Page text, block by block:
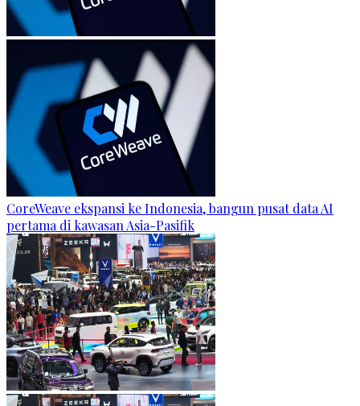
CoreWeave ekspansi ke Indonesia, bangun pusat data AI
pertama di kawasan Asia-Pasifik